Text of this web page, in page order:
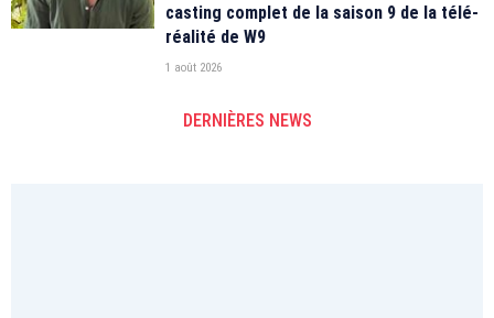
casting complet de la saison 9 de la télé-
réalité de W9
1 août 2026
DERNIÈRES NEWS